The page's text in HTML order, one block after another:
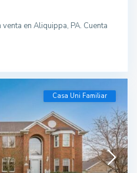
en Aliquippa, PA. Cuenta
Casa Uni Familiar